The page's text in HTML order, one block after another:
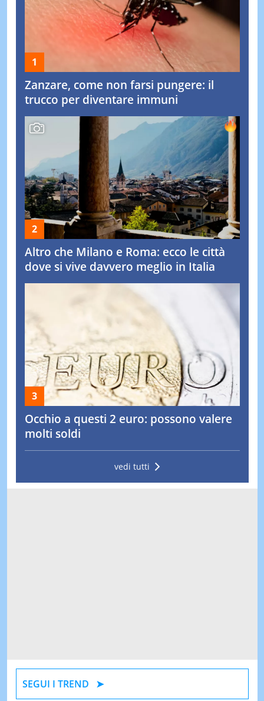
Zanzare, come non farsi pungere: il
trucco per diventare immuni
Altro che Milano e Roma: ecco le città
dove si vive davvero meglio in Italia
Occhio a questi 2 euro: possono valere
molti soldi
vedi tutti
SEGUI I TREND